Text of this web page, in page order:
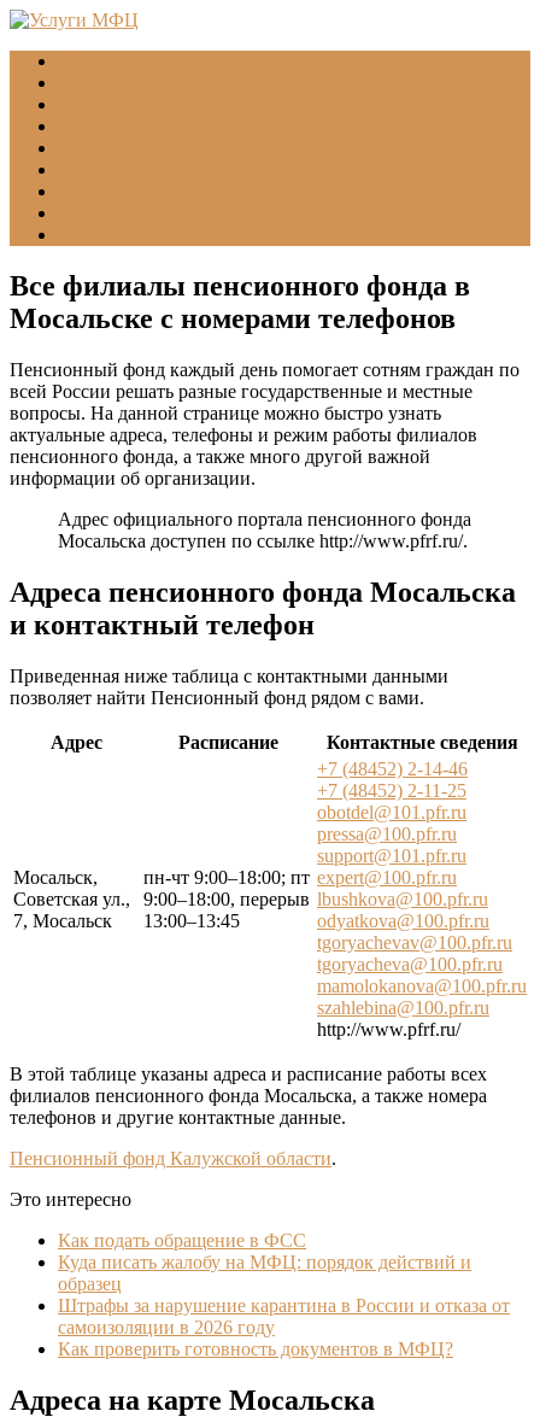
Все филиалы пенсионного фонда в
Мосальске с номерами телефонов
Пенсионный фонд каждый день помогает сотням граждан по
всей России решать разные государственные и местные
вопросы. На данной странице можно быстро узнать
актуальные адреса, телефоны и режим работы филиалов
пенсионного фонда, а также много другой важной
информации об организации.
Адрес официального портала пенсионного фонда
Мосальска доступен по ссылке http://www.pfrf.ru/.
Адреса пенсионного фонда Мосальска
и контактный телефон
Приведенная ниже таблица с контактными данными
позволяет найти Пенсионный фонд рядом с вами.
Адрес Расписание Контактные сведения
Мосальск,
Советская ул.,
7, Мосальск
пн-чт 9:00–18:00; пт
9:00–18:00, перерыв
13:00–13:45
+7 (48452) 2-14-46
+7 (48452) 2-11-25
obotdel@101.pfr.ru
pressa@100.pfr.ru
support@101.pfr.ru
expert@100.pfr.ru
lbushkova@100.pfr.ru
odyatkova@100.pfr.ru
tgoryachevav@100.pfr.ru
tgoryacheva@100.pfr.ru
mamolokanova@100.pfr.ru
szahlebina@100.pfr.ru
http://www.pfrf.ru/
В этой таблице указаны адреса и расписание работы всех
филиалов пенсионного фонда Мосальска, а также номера
телефонов и другие контактные данные.
Пенсионный фонд Калужской области.
Это интересно
Как подать обращение в ФСС
Куда писать жалобу на МФЦ: порядок действий и
образец
Штрафы за нарушение карантина в России и отказа от
самоизоляции в 2026 году
Как проверить готовность документов в МФЦ?
Адреса на карте Мосальска